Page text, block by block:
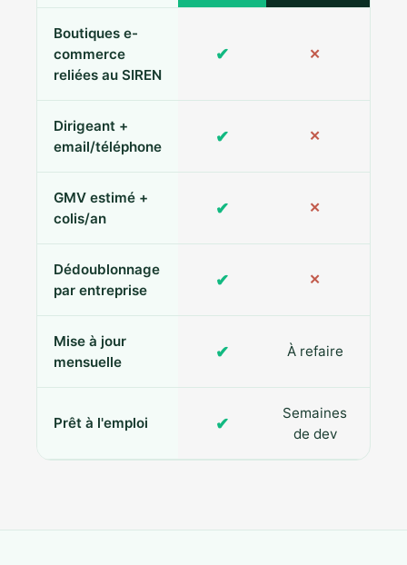
Boutiques e-
commerce
reliées au SIREN
✔ ✕
Dirigeant +
email/téléphone
✔ ✕
GMV estimé +
colis/an
✔ ✕
Dédoublonnage
par entreprise
✔ ✕
Mise à jour
mensuelle
✔ À refaire
Prêt à l'emploi ✔
Semaines
de dev